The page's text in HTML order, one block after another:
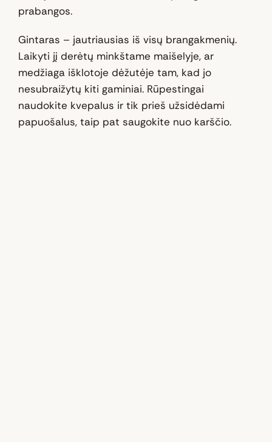
prabangos.
Gintaras – jautriausias iš visų brangakmenių.
Laikyti jį derėtų minkštame maišelyje, ar
medžiaga išklotoje dėžutėje tam, kad jo
nesubraižytų kiti gaminiai. Rūpestingai
naudokite kvepalus ir tik prieš užsidėdami
papuošalus, taip pat saugokite nuo karščio.